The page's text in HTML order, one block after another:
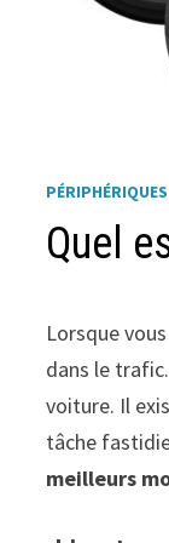
PÉRIPHÉRIQUES
Quel
Lorsque
dans le
voiture. Il
tâche
meilleurs